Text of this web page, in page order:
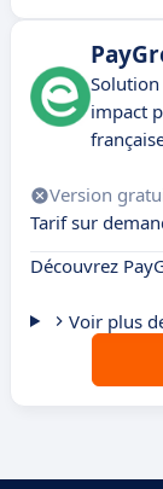
impact
Version
Tarif sur
Découvrez
Voir plus